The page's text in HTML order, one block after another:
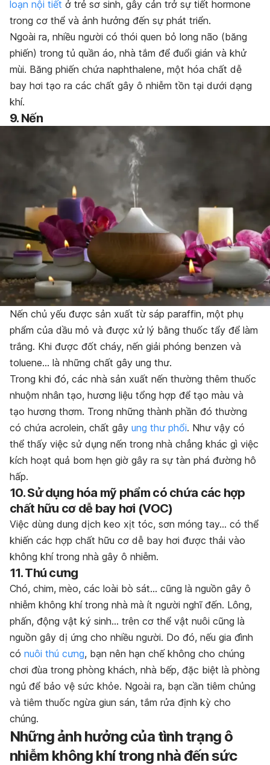
loạn nội tiết ở trẻ sơ sinh, gây cản trở sự tiết hormone
trong cơ thể và ảnh hưởng đến sự phát triển.
Ngoài ra, nhiều người có thói quen bỏ long não (băng
phiến) trong tủ quần áo, nhà tắm để đuổi gián và khử
mùi. Băng phiến chứa naphthalene, một hóa chất dễ
bay hơi tạo ra các chất gây ô nhiễm tồn tại dưới dạng
khí.
9. Nến
Nến chủ yếu được sản xuất từ sáp paraffin, một phụ
phẩm của dầu mỏ và được xử lý bằng thuốc tẩy để làm
trắng. Khi được đốt cháy, nến giải phóng benzen và
toluene… là những chất gây ung thư.
Trong khi đó, các nhà sản xuất nến thường thêm thuốc
nhuộm nhân tạo, hương liệu tổng hợp để tạo màu và
tạo hương thơm. Trong những thành phần đó thường
có chứa acrolein, chất gây ung thư phổi. Như vậy có
thể thấy việc sử dụng nến trong nhà chẳng khác gì việc
kích hoạt quả bom hẹn giờ gây ra sự tàn phá đường hô
hấp.
10. Sử dụng hóa mỹ phẩm có chứa các hợp
chất hữu cơ dễ bay hơi (VOC)
Việc dùng dung dịch keo xịt tóc, sơn móng tay… có thể
khiến các hợp chất hữu cơ dễ bay hơi được thải vào
không khí trong nhà gây ô nhiễm.
11. Thú cưng
Chó, chim, mèo, các loài bò sát… cũng là nguồn gây ô
nhiễm không khí trong nhà mà ít người nghĩ đến. Lông,
phấn, động vật ký sinh… trên cơ thể vật nuôi cũng là
nguồn gây dị ứng cho nhiều người. Do đó, nếu gia đình
có nuôi thú cưng, bạn nên hạn chế không cho chúng
chơi đùa trong phòng khách, nhà bếp, đặc biệt là phòng
ngủ để bảo vệ sức khỏe. Ngoài ra, bạn cần tiêm chủng
và tiêm thuốc ngừa giun sán, tắm rửa định kỳ cho
chúng.
Những ảnh hưởng của tình trạng ô
nhiễm không khí trong nhà đến sức